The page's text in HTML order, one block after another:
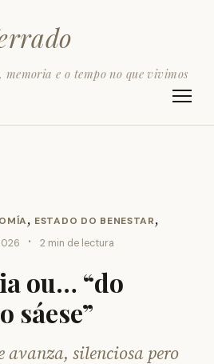
e o tempo no que vivimos
, ESTADO DO BENESTAR,
· 2 min de lectura
ou… “do
sáese”
avanza, silenciosa pero